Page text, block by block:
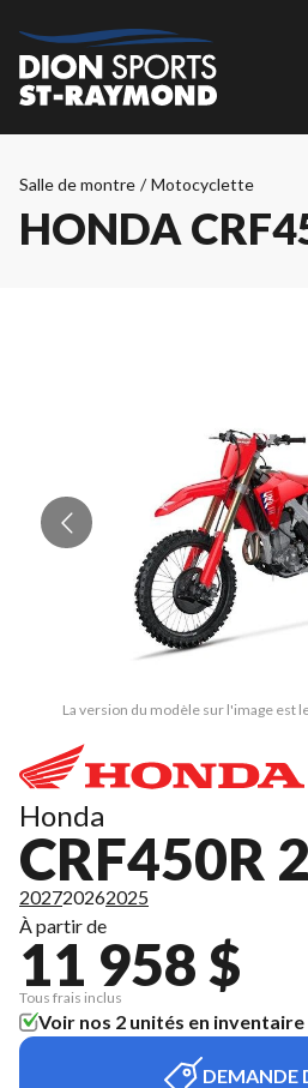
Salle de montre / Motocyclette
HONDA
La version du modèle sur l'image est
Honda
CRF450R
202720262025
À partir de
11 958 $
Tous frais inclus
Voir nos 2 unités en inventaire
DEMANDE